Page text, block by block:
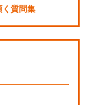
く質問集